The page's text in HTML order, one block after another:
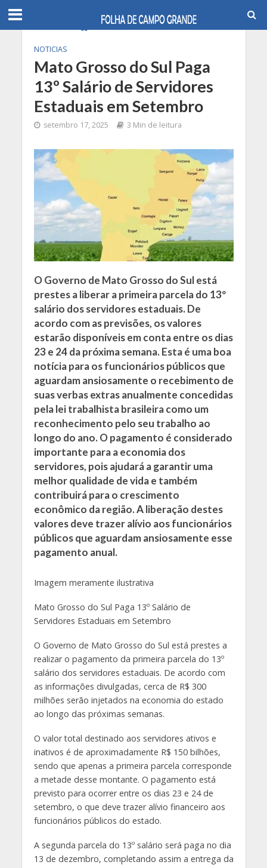
NOTICIAS
Mato Grosso do Sul Paga
13º Salário de Servidores
Estaduais em Setembro
setembro 17, 2025 3 Min de leitura
O Governo de Mato Grosso do Sul está
prestes a liberar a primeira parcela do 13º
salário dos servidores estaduais. De
acordo com as previsões, os valores
estarão disponíveis em conta entre os dias
23 e 24 da próxima semana. Esta é uma boa
notícia para os funcionários públicos que
aguardam ansiosamente o recebimento de
suas verbas extras anualmente concedidas
pela lei trabalhista brasileira como um
reconhecimento pelo seu trabalho ao
longo do ano. O pagamento é considerado
importante para a economia dos
servidores, pois ajudará a garantir uma
melhor qualidade de vida e também
contribuirá para o crescimento
econômico da região. A liberação destes
valores deve trazer alívio aos funcionários
públicos que aguardam ansiosamente esse
pagamento anual.
Imagem meramente ilustrativa
Mato Grosso do Sul Paga 13º Salário de
Servidores Estaduais em Setembro
O Governo de Mato Grosso do Sul está prestes a
realizar o pagamento da primeira parcela do 13º
salário dos servidores estaduais. De acordo com
as informações divulgadas, cerca de R$ 300
milhões serão injetados na economia do estado
ao longo das próximas semanas.
O valor total destinado aos servidores ativos e
inativos é de aproximadamente R$ 150 bilhões,
sendo que apenas a primeira parcela corresponde
a metade desse montante. O pagamento está
previsto para ocorrer entre os dias 23 e 24 de
setembro, o que deve trazer alívio financeiro aos
funcionários públicos do estado.
A segunda parcela do 13º salário será paga no dia
13 de dezembro, completando assim a entrega da